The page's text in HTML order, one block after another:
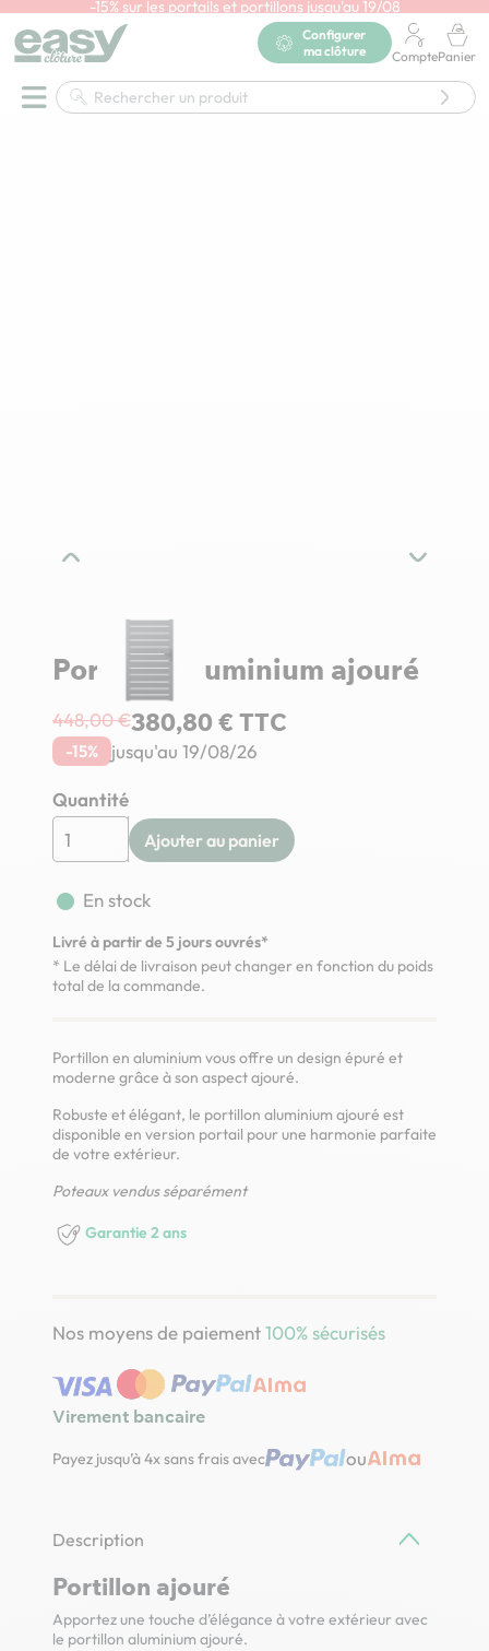
En savoir plus
-15% sur les portails et portillons jusqu'au 19/08
Configurer
ma clôture
ComptePanier
Accueil Portail et portillon
Portillon de jardin
Portillon aluminium et composite
Portillon aluminium ajouré
Portillon aluminium ajouré
448,00 €380,80 € TTC
-15% jusqu'au 19/08/26
Quantité
Ajouter au panier
fiber_manual_record En stock
Livré à partir de 5 jours ouvrés*
* Le délai de livraison peut changer en fonction du poids
total de la commande.
Portillon en aluminium vous offre un design épuré et
moderne grâce à son aspect ajouré.
Robuste et élégant, le portillon aluminium ajouré est
disponible en version portail pour une harmonie parfaite
de votre extérieur.
Poteaux vendus séparément
Garantie 2 ans
Nos moyens de paiement100% sécurisés
Virement bancaire
Payez jusqu’à 4x sans frais avec ou
Description
Portillon ajouré
Apportez une touche d’élégance à votre extérieur avec
le portillon aluminium ajouré.